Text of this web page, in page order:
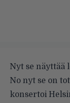
Nyt se näyttää
No nyt se on
konsertoi